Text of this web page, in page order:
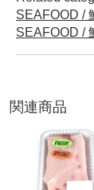
SEAFOOD /
SEAFOOD /
関連商品